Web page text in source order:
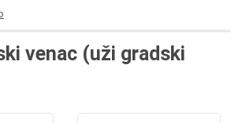
venac (uži gradski